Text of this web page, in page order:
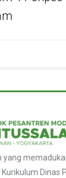
yang
Dinas